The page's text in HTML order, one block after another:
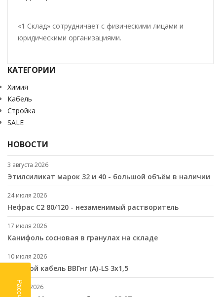
«1 Склад» сотрудничает с физическими лицами и
юридическими организациями.
КАТЕГОРИИ
Химия
Кабель
Стройка
SALE
НОВОСТИ
3 августа 2026
Этилсиликат марок 32 и 40 - большой объём в наличии
24 июля 2026
Нефрас С2 80/120 - незаменимый растворитель
17 июля 2026
Канифоль сосновая в гранулах на складе
10 июля 2026
Cиловой кабель ВВГнг (A)-LS 3х1,5
2 июля 2026